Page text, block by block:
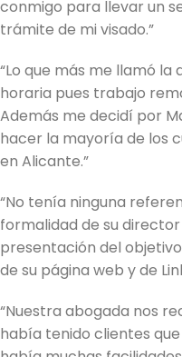
conmigo para llevar un
trámite de mi visado.”
“Lo que más me llamó
horaria pues trabajo
Además me decidí por
hacer la mayoría de los
en Alicante.”
“No tenía ninguna
formalidad de su
presentación del
de su página web y de
“Nuestra abogada nos
había tenido clientes